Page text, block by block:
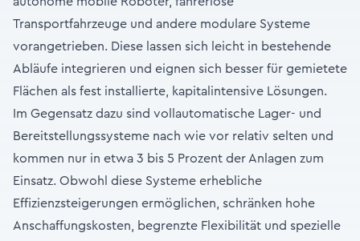
Transportfahrzeuge und andere modulare Systeme
vorangetrieben. Diese lassen sich leicht in bestehende
Abläufe integrieren und eignen sich besser für gemietete
Flächen als fest installierte, kapitalintensive Lösungen.
Im Gegensatz dazu sind vollautomatische Lager- und
Bereitstellungssysteme nach wie vor relativ selten und
kommen nur in etwa 3 bis 5 Prozent der Anlagen zum
Einsatz. Obwohl diese Systeme erhebliche
Effizienzsteigerungen ermöglichen, schränken hohe
Anschaffungskosten, begrenzte Flexibilität und spezielle